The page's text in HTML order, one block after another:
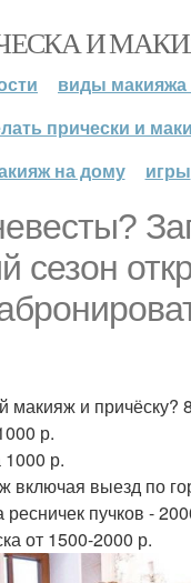
И
виды макияжа
прически и
на дому
игры
сезон
макияж и причёску?
р.
р.
включая выезд по
пучков -
от 1500-2000 р.